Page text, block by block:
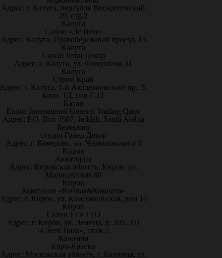
Адрес: г. Калуга, переулок Воскресенский
29, стр.2
Калуга
Салон «Ле Вин»
Адрес: Калуга, Правобережный проезд, 13
Калуга
Салон Тефи Декор
Адрес: г. Калуга, ул. Фомушина 31
Калуга
Строй Край
г. Калуга, 1-й Академический пр., 5,
корп. 1Д, пав Г-11
Катар
Exotic International General Trading Qatar
Адрес: P.O. Box 3507, Jeddah, Saudi Arabia
Кемерово
студия Гранд Декор
Адрес: г. Кемерово, ул. Черняховского 3
Киров
Акватория
Адрес: Кировская область, Киров, ул.
Милицейская 80
Киров
Компания «Ванная&Комната»
Адрес: г. Киров, ул. Комсомольская, дом 14
Киров
Салон ELETTO
Адрес: г. Киров, ул. Ленина, д. 205, ТЦ
«Green Haus», этаж 2
Коломна
Евро-Краски
Адрес: Московская область, г. Коломна, ул.